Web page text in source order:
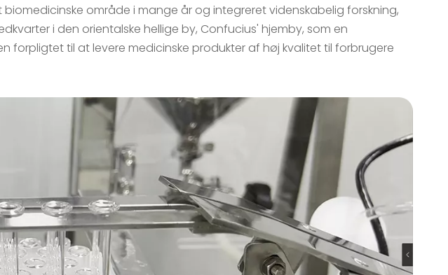
område i mange år og integreret videnskabelig forskning,
i den orientalske hellige by, Confucius' hjemby, som en
forpligtet til at levere medicinske produkter af høj kvalitet til forbrugere